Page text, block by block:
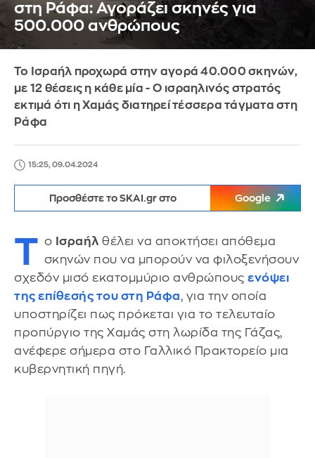
στη Ράφα: Αγοράζει σκηνές για
500.000 ανθρώπους
Το Ισραήλ προχωρά στην αγορά 40.000 σκηνών,
με 12 θέσεις η κάθε μία - Ο ισραηλινός στρατός
εκτιμά ότι η Χαμάς διατηρεί τέσσερα τάγματα στη
Ράφα
15:25, 09.04.2024
Προσθέστε το SKAI.gr στο Google
Τ ο Ισραήλ θέλει να αποκτήσει απόθεμα
σκηνών που να μπορούν να φιλοξενήσουν
σχεδόν μισό εκατομμύριο ανθρώπους ενόψει
της επίθεσής του στη Ράφα, για την οποία
υποστηρίζει πως πρόκεται για το τελευταίο
προπύργιο της Χαμάς στη λωρίδα της Γάζας,
ανέφερε σήμερα στο Γαλλικό Πρακτορείο μια
κυβερνητική πηγή.